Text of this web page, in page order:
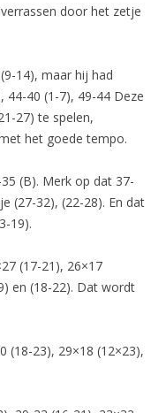
door het zetje
14), maar hij had
44-40 (1-7), 49-44 Deze
27) te spelen,
het goede tempo.
(B). Merk op dat 37-
(27-32), (22-28). En dat
19).
(17-21), 26×17
en (18-22). Dat wordt
(18-23), 29×18 (12×23),